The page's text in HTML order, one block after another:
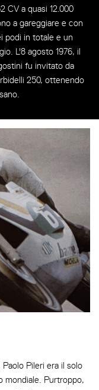
CV a quasi 12.000
a gareggiare e con
podi in totale e un
L'8 agosto 1976, il
fu invitato da
250, ottenendo
Pileri era il solo
mondiale. Purtroppo,